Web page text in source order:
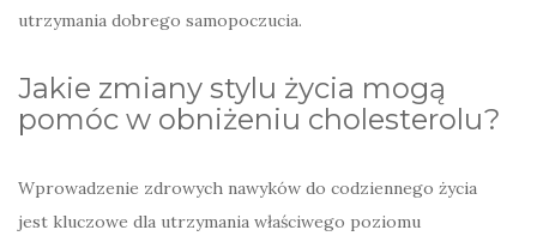
utrzymania dobrego samopoczucia.
Jakie zmiany stylu życia mogą
pomóc w obniżeniu cholesterolu?
Wprowadzenie zdrowych nawyków do codziennego życia
jest kluczowe dla utrzymania właściwego poziomu